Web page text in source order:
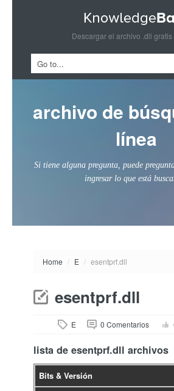
Descargar el archivo .dll
archivo de
línea
Si tiene alguna pregunta, puede
ingresar lo que está
Home / E / esentprf.dll
esentprf.dll
E 0 Comentarios
lista de esentprf.dll archivos
Bits & Versión